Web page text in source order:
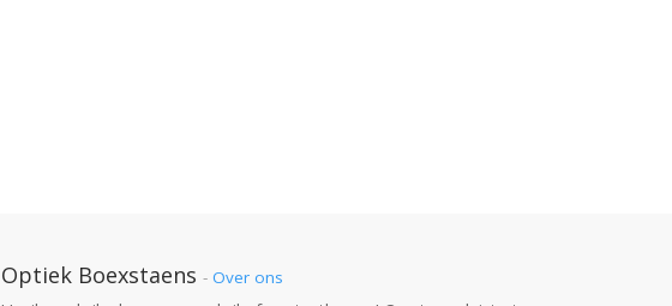
Optiek Boexstaens - Over ons